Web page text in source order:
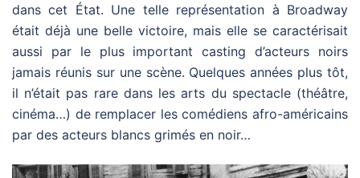
dans cet État. Une telle représentation à Broadway
était déjà une belle victoire, mais elle se caractérisait
aussi par le plus important casting d’acteurs noirs
jamais réunis sur une scène. Quelques années plus tôt,
il n’était pas rare dans les arts du spectacle (théâtre,
cinéma…) de remplacer les comédiens afro-américains
par des acteurs blancs grimés en noir…